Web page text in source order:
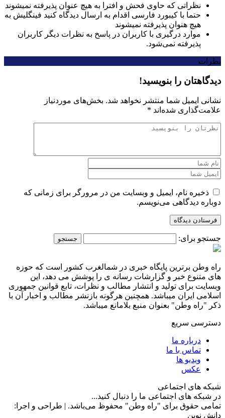
نظراتی که حاوی فحش و افترا به هیچ عنوان پذیرفته نمیشوند
حتما با کیبورد فارسی اقدام به ارسال دیدگاه کنید فینگلیش به
هیچ هنوان پذیرفته نمیشوند
موارد درگیری با کاربران در پاسخ به نظرات دیگر کاربران
پذیرفته نمی‌شود.
نظرات
دیدگاهتان را بنویسید!
نشانی ایمیل شما منتشر نخواهد شد. بخش‌های موردنیاز
علامت‌گذاری شده‌اند *
ذخیره نام، ایمیل و وبسایت من در مرورگر برای زمانی که
دوباره دیدگاهی می‌نویسم.
جستجو برای:
راه وطن برترین پایگاه خبری در شمالغرب کشور است که حوزه
های متنوع خبر و گزارشات رسانه ی را پوشش می دهد، این
وبسایت برای تولید و انتشار مطالب و نظرات، تابع قوانین جمهوری
اسلامی ایران میباشد. همچنین هرگونه بازنشر مطالب و اخبار آن با
ذکر "راه وطن" بعنوان منبع بلامانع میباشد.
دسترسی سریع
درباره ما
تماس با ما
ویدیو ها
عکس
شبکه های اجتماعی
در شبکه های اجتماعی ما را دنبال کنید...
تمامی حقوق برای "راه وطن" محفوظ می‌باشد. | طراحی و اجرا:
دانش نوین